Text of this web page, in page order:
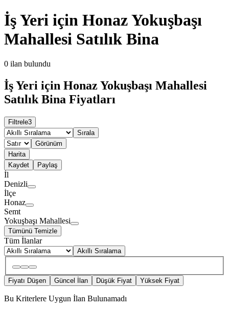
İş Yeri için Honaz Yokuşbaşı
Mahallesi Satılık Bina
0 ilan bulundu
İş Yeri için Honaz Yokuşbaşı Mahallesi
Satılık Bina Fiyatları
Filtrele3
Sırala
Görünüm
Harita
Kaydet
Paylaş
İl
Denizli
İlçe
Honaz
Semt
Yokuşbaşı Mahallesi
Tümünü Temizle
Tüm İlanlar
Akıllı Sıralama
Fiyatı Düşen Güncel İlan Düşük Fiyat Yüksek Fiyat
Bu Kriterlere Uygun İlan Bulunamadı